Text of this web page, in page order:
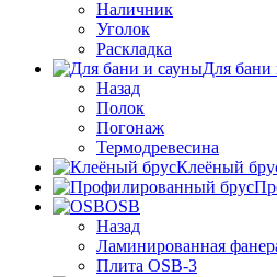
Наличник
Уголок
Раскладка
Для бани
Назад
Полок
Погонаж
Термодревесина
Клеёный
OSB
Назад
Ламинированная
Плита OSB-3